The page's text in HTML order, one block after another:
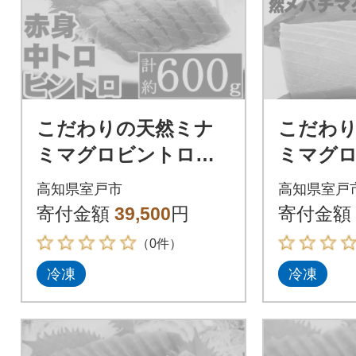
こだわりの天然ミナ
ミマグロビントロセ
ット ミナミマグロ
中トロ赤身各1柵 ビ
ントロ1柵
高知県室戸市
寄付金額 39,500円
（0件）
冷凍
こだわ
ミマグ
チマグ
セット
高知県室戸
寄付金額
冷凍